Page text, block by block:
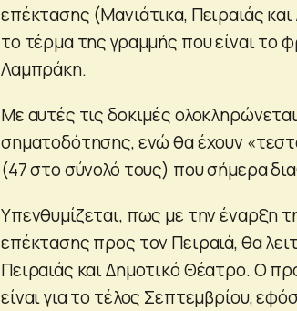
επέκτασης (Μανιάτικα, Πειραιάς
το τέρμα της γραμμής που είναι το
Λαμπράκη.
Με αυτές τις δοκιμές
σηματοδότησης, ενώ θα έχουν
(47 στο σύνολό τους) που σήμερα
Υπενθυμίζεται, πως με την έναρξη
επέκτασης προς τον Πειραιά, θα
Πειραιάς και Δημοτικό Θέατρο. Ο
είναι για το τέλος Σεπτεμβρίου,